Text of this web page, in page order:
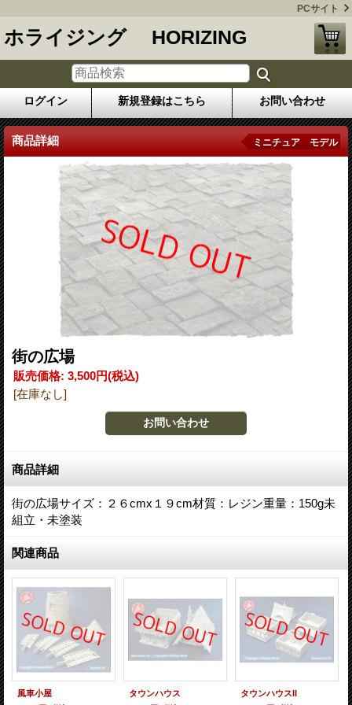
PCサイト
ホライジング HORIZING
ログイン 新規登録はこちら お問い合わせ
商品詳細 ミニチュア モデル
街の広場
販売価格: 3,500円(税込)
[在庫なし]
商品詳細
街の広場サイズ：２６cmx１９cm材質：レジン重量：150g未
組立・未塗装
関連商品
風車小屋
タウンハウス
タウンハウスII